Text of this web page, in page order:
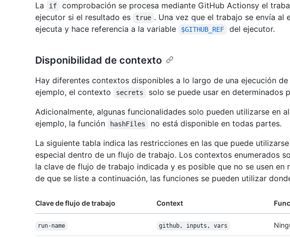
La
if
comprobación se procesa mediante GitHub Actionsy el
ejecutor si el resultado es
true . Una vez que el trabajo se envía al
ejecuta y hace referencia a la variable
$GITHUB_REF del ejecutor.
Disponibilidad de contexto
Hay diferentes contextos disponibles a lo largo de una ejecución
ejemplo, el contexto
secrets
solo se puede usar en determinados
Adicionalmente, algunas funcionalidades solo pueden utilizarse en
ejemplo, la función
hashFiles
no está disponible en todas partes.
La siguiente tabla indica las restricciones en las que puede
especial dentro de un flujo de trabajo. Los contextos enumerados
la clave de flujo de trabajo indicada y es posible que no se usen en
de que se liste a continuación, las funciones se pueden utilizar
Clave de flujo de trabajo Context
run-name github, inputs, vars